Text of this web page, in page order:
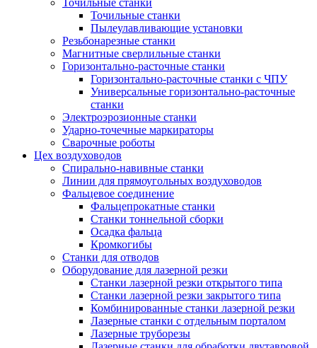
Точильные станки
Точильные станки
Пылеулавливающие установки
Резьбонарезные станки
Магнитные сверлильные станки
Горизонтально-расточные станки
Горизонтально-расточные станки с ЧПУ
Универсальные горизонтально-расточные
станки
Электроэрозионные станки
Ударно-точечные маркираторы
Сварочные роботы
Цех воздуховодов
Спирально-навивные станки
Линии для прямоугольных воздуховодов
Фальцевое соединение
Фальцепрокатные станки
Станки тоннельной сборки
Осадка фальца
Кромкогибы
Станки для отводов
Оборудование для лазерной резки
Станки лазерной резки открытого типа
Станки лазерной резки закрытого типа
Комбинированные станки лазерной резки
Лазерные станки с отдельным порталом
Лазерные труборезы